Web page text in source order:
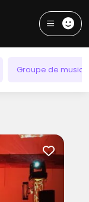
Groupe de